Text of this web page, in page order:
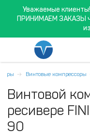
Уважаемые
ПРИНИМАЕМ ЗАКАЗЫ
Винтовые компрессоры
Винтовой
ресивере
90